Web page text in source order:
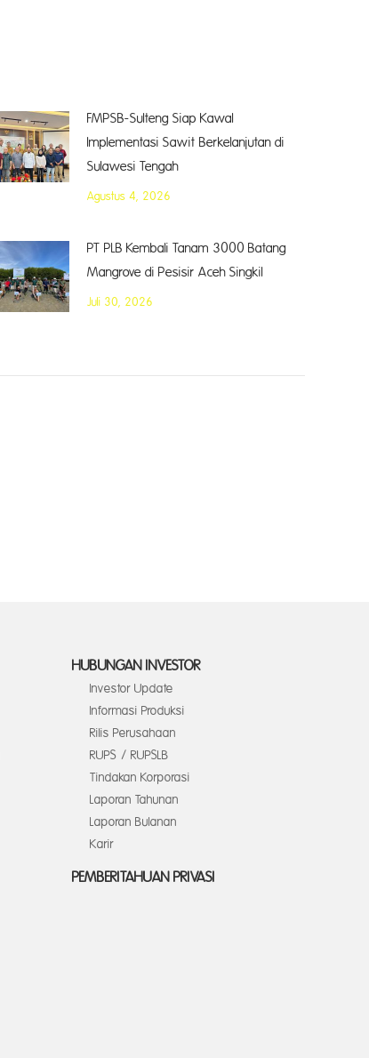
FMPSB-Sulteng Siap Kawal
Implementasi Sawit Berkelanjutan di
Sulawesi Tengah
Agustus 4, 2026
PT PLB Kembali Tanam 3000 Batang
Mangrove di Pesisir Aceh Singkil
Juli 30, 2026
HUBUNGAN INVESTOR
Investor Update
Informasi Produksi
Rilis Perusahaan
RUPS / RUPSLB
Tindakan Korporasi
Laporan Tahunan
Laporan Bulanan
Karir
PEMBERITAHUAN PRIVASI